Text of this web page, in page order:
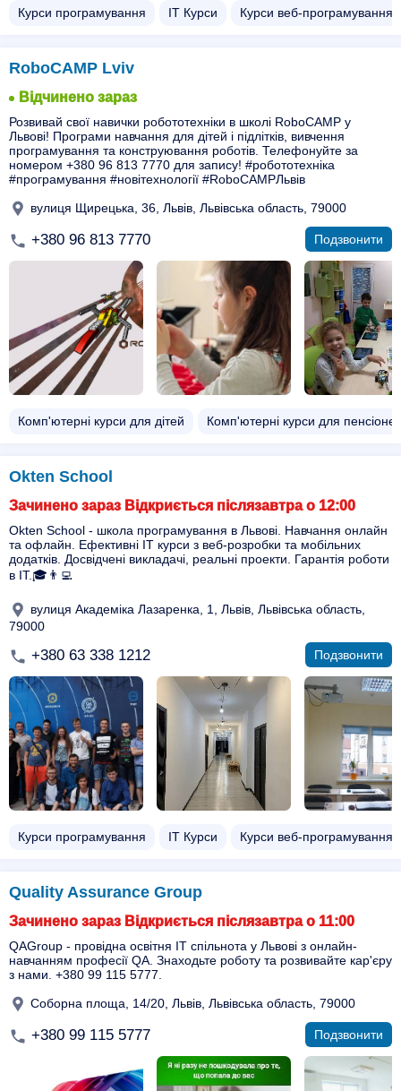
Курси програмування ІТ Курси Курси веб-програмування
RoboCAMP Lviv
Відчинено зараз
Розвивай свої навички робототехніки в школі RoboCAMP у
Львові! Програми навчання для дітей і підлітків, вивчення
програмування та конструювання роботів. Телефонуйте за
номером +380 96 813 7770 для запису! #робототехніка
#програмування #новітехнології #RoboCAMPЛьвів
вулиця Щирецька, 36, Львів, Львівська область, 79000
+380 96 813 7770 Подзвонити
Комп'ютерні курси для дітей Комп'ютерні курси для
Okten School
Зачинено зараз Відкриється післязавтра о 12:00
Okten School - школа програмування в Львові. Навчання онлайн
та офлайн. Ефективні IT курси з веб-розробки та мобільних
додатків. Досвідчені викладачі, реальні проекти. Гарантія роботи
в IT.🎓👨‍💻
вулиця Академіка Лазаренка, 1, Львів, Львівська область,
79000
+380 63 338 1212 Подзвонити
Курси програмування ІТ Курси Курси веб-програмування
Quality Assurance Group
Зачинено зараз Відкриється післязавтра о 11:00
QAGroup - провідна освітня IT спільнота у Львові з онлайн-
навчанням професії QA. Знаходьте роботу та розвивайте кар'єру
з нами. +380 99 115 5777.
Соборна площа, 14/20, Львів, Львівська область, 79000
+380 99 115 5777 Подзвонити